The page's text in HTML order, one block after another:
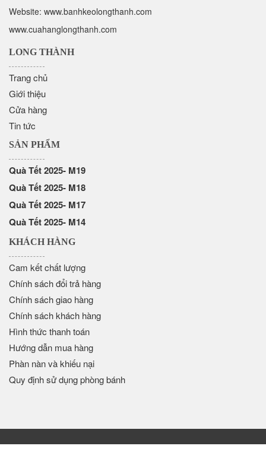
Website: www.banhkeolongthanh.com
www.cuahanglongthanh.com
LONG THÀNH
Trang chủ
Giới thiệu
Cửa hàng
Tin tức
SẢN PHẨM
Quà Tết 2025- M19
Quà Tết 2025- M18
Quà Tết 2025- M17
Quà Tết 2025- M14
KHÁCH HÀNG
Cam kết chất lượng
Chính sách đổi trả hàng
Chính sách giao hàng
Chính sách khách hàng
Hình thức thanh toán
Hướng dẫn mua hàng
Phàn nàn và khiếu nại
Quy định sử dụng phòng bánh